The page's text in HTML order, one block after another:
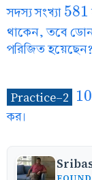
সদস্য সংখ্যা 581
581
থাকেন, তবে
পরিজিত হয়েছেন?
Practice-2
কর।